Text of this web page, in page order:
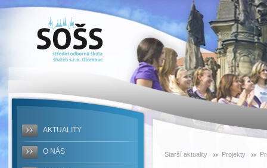
SOŠS -
DUM
AKTUALITY
O NÁS Starší aktuality Projekty